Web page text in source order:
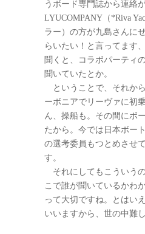
うボード専門誌から連絡が
LYUCOMPANY（*Riva
ラー）の方が九島さんに
らいたい！と言ってます
聞くと、コラボパーティ
聞いていたとか。
ということで、それか
ーボニアでリーヴァに初
ん、操船も。その間にボ
たから。今では日本ボー
の選考委員もつとめさせ
す。
それにしてもこういう
こで誰が聞いているかわ
って大切ですね。とはい
いいますから、世の中難